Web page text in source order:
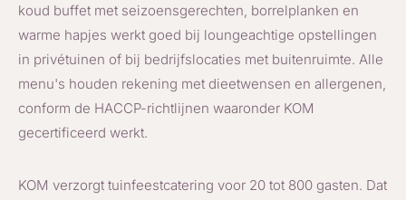
koud buffet met seizoensgerechten, borrelplanken en
warme hapjes werkt goed bij loungeachtige opstellingen
in privétuinen of bij bedrijfslocaties met buitenruimte. Alle
menu's houden rekening met dieetwensen en allergenen,
conform de HACCP-richtlijnen waaronder KOM
gecertificeerd werkt.
KOM verzorgt tuinfeestcatering voor 20 tot 800 gasten. Dat